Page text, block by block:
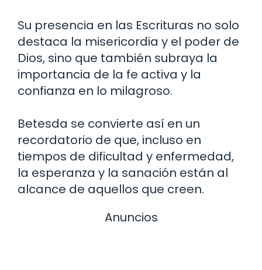
Su presencia en las Escrituras no solo
destaca la misericordia y el poder de
Dios, sino que también subraya la
importancia de la fe activa y la
confianza en lo milagroso.
Betesda se convierte así en un
recordatorio de que, incluso en
tiempos de dificultad y enfermedad,
la esperanza y la sanación están al
alcance de aquellos que creen.
Anuncios